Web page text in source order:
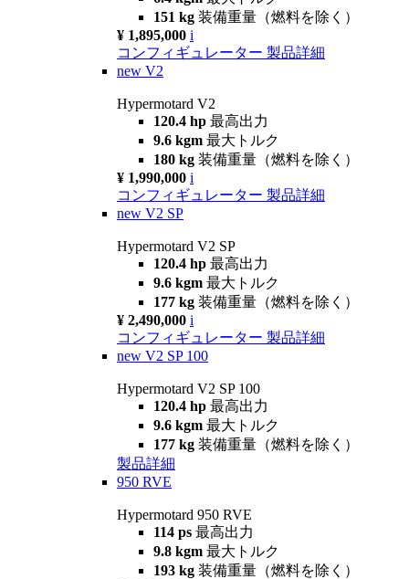
151 kg 装備重量（燃料を除く）
¥ 1,895,000 i
コンフィギュレーター 製品詳細
new V2
Hypermotard V2
120.4 hp 最高出力
9.6 kgm 最大トルク
180 kg 装備重量（燃料を除く）
¥ 1,990,000 i
コンフィギュレーター 製品詳細
new V2 SP
Hypermotard V2 SP
120.4 hp 最高出力
9.6 kgm 最大トルク
177 kg 装備重量（燃料を除く）
¥ 2,490,000 i
コンフィギュレーター 製品詳細
new V2 SP 100
Hypermotard V2 SP 100
120.4 hp 最高出力
9.6 kgm 最大トルク
177 kg 装備重量（燃料を除く）
製品詳細
950 RVE
Hypermotard 950 RVE
114 ps 最高出力
9.8 kgm 最大トルク
193 kg 装備重量（燃料を除く）